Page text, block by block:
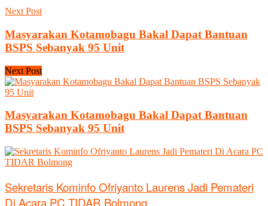
Next Post
Masyarakan Kotamobagu Bakal Dapat Bantuan
BSPS Sebanyak 95 Unit
Next Post
Masyarakan Kotamobagu Bakal Dapat Bantuan
BSPS Sebanyak 95 Unit
Sekretaris Kominfo Ofriyanto Laurens Jadi Pemateri
Di Acara PC TIDAR Bolmong